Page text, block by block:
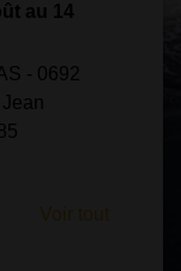
au 14
- 0692
Voir tout